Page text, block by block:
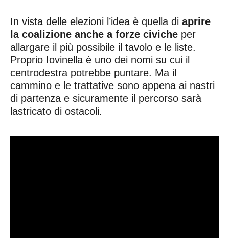
In vista delle elezioni l’idea è quella di aprire
la coalizione anche a forze civiche per
allargare il più possibile il tavolo e le liste.
Proprio Iovinella è uno dei nomi su cui il
centrodestra potrebbe puntare. Ma il
cammino e le trattative sono appena ai nastri
di partenza e sicuramente il percorso sarà
lastricato di ostacoli.